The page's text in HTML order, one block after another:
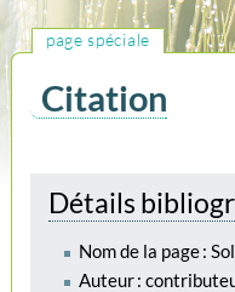
Citation
navigation
recherche
Détails
Nom de la page :
Auteur :
page spéciale